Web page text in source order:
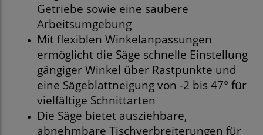
Getriebe sowie eine saubere
Arbeitsumgebung
Mit flexiblen Winkelanpassungen
ermöglicht die Säge schnelle Einstellung
gängiger Winkel über Rastpunkte und
eine Sägeblattneigung von -2 bis 47° für
vielfältige Schnittarten
Die Säge bietet ausziehbare,
abnehmbare Tischverbreiterungen für